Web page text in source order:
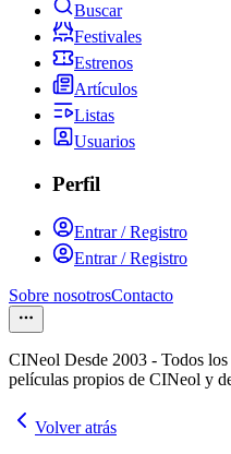
Buscar
Festivales
Estrenos
Artículos
Listas
Usuarios
Perfil
Entrar / Registro
Entrar / Registro
Sobre nosotrosContacto
CINeol Desde 2003 - Todos
películas propios de CINeol y
Volver atrás